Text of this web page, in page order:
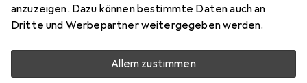
anzuzeigen. Dazu können bestimmte Daten auch an
Dritte und Werbepartner weitergegeben werden.
Allem zustimmen